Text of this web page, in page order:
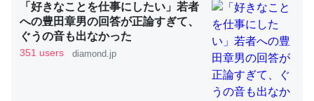
くらい。小説でいう「ずっと前の伏線」は回収されないけ
ど、短期記憶というには多い分量。進化すればするほど分
かりやすく強くなりそう
─GPTの仕組みと限界についての考察（１） - conceptualization
「好きなことを仕事にしたい」若者
への豊田章男の回答が正論すぎて、
ぐうの音も出なかった
351 users diamond.jp